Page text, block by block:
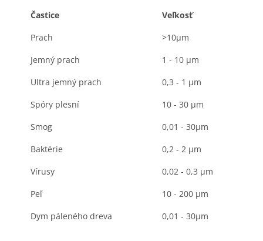
Častice
Veľkosť
Prach
>10μm
Jemný prach
1 - 10 μm
Ultra jemný prach
0,3 - 1 μm
Spóry plesní
10 - 30 μm
Smog
0,01 - 30μm
Baktérie
0,2 - 2 μm
Vírusy
0,02 - 0,3 μm
Peľ
10 - 200 μm
Dym páleného dreva
0,01 - 30μm